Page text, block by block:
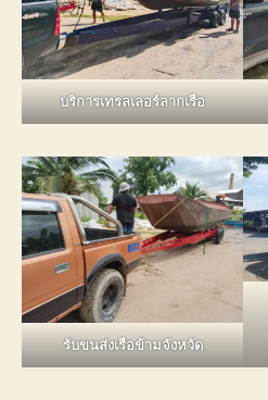
บริการเทรลเลอร์ลากเรือ
รับขนส่งเรือข้ามจังหวัด